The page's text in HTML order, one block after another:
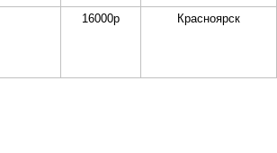
16000р Красноярск